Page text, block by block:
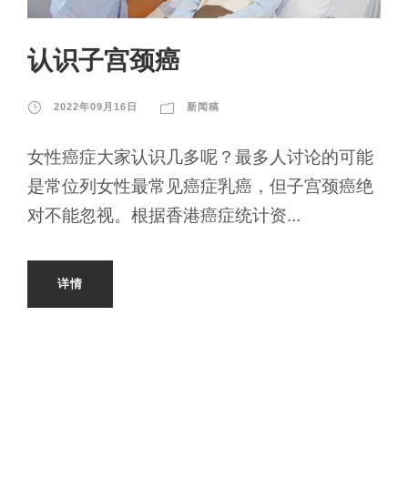
认识子宫颈癌
2022年09月16日 新闻稿
女性癌症大家认识几多呢？最多人讨论的可能
是常位列女性最常见癌症乳癌，但子宫颈癌绝
对不能忽视。根据香港癌症统计资...
详情